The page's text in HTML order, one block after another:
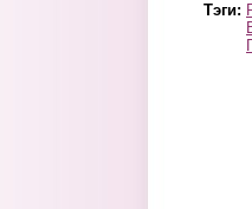
Тэги: